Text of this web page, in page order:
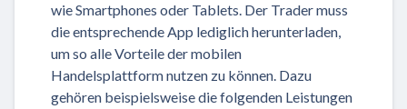
wie Smartphones oder Tablets. Der Trader muss
die entsprechende App lediglich herunterladen,
um so alle Vorteile der mobilen
Handelsplattform nutzen zu können. Dazu
gehören beispielsweise die folgenden Leistungen